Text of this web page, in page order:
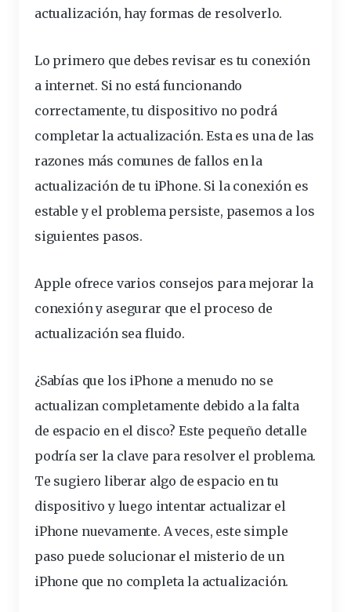
actualización, hay formas de resolverlo.
Lo primero que debes revisar es tu conexión
a internet. Si no está funcionando
correctamente, tu dispositivo no podrá
completar la actualización. Esta es una de las
razones más comunes de fallos en la
actualización de tu iPhone. Si la conexión es
estable y el problema persiste, pasemos a los
siguientes pasos.
Apple ofrece varios consejos para mejorar la
conexión y asegurar que el proceso de
actualización sea fluido.
¿Sabías que los iPhone a menudo no se
actualizan completamente debido a la falta
de espacio en el disco? Este pequeño detalle
podría ser la clave para resolver el problema.
Te sugiero liberar algo de espacio en tu
dispositivo y luego intentar actualizar el
iPhone nuevamente. A veces, este simple
paso puede solucionar el misterio de un
iPhone que no completa la actualización.